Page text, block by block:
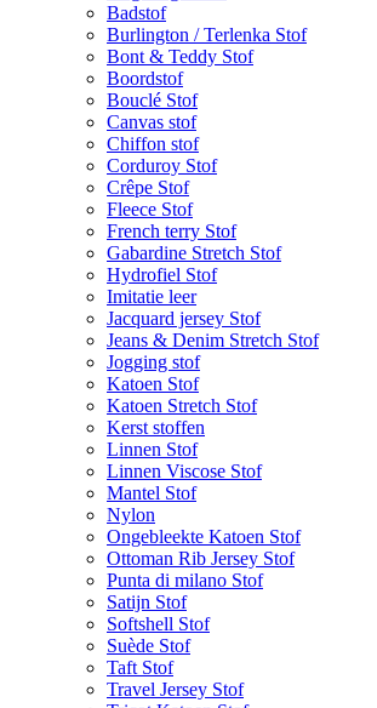
Badstof
Burlington / Terlenka Stof
Bont & Teddy Stof
Boordstof
Bouclé Stof
Canvas stof
Chiffon stof
Corduroy Stof
Crêpe Stof
Fleece Stof
French terry Stof
Gabardine Stretch Stof
Hydrofiel Stof
Imitatie leer
Jacquard jersey Stof
Jeans & Denim Stretch Stof
Jogging stof
Katoen Stof
Katoen Stretch Stof
Kerst stoffen
Linnen Stof
Linnen Viscose Stof
Mantel Stof
Nylon
Ongebleekte Katoen Stof
Ottoman Rib Jersey Stof
Punta di milano Stof
Satijn Stof
Softshell Stof
Suède Stof
Taft Stof
Travel Jersey Stof